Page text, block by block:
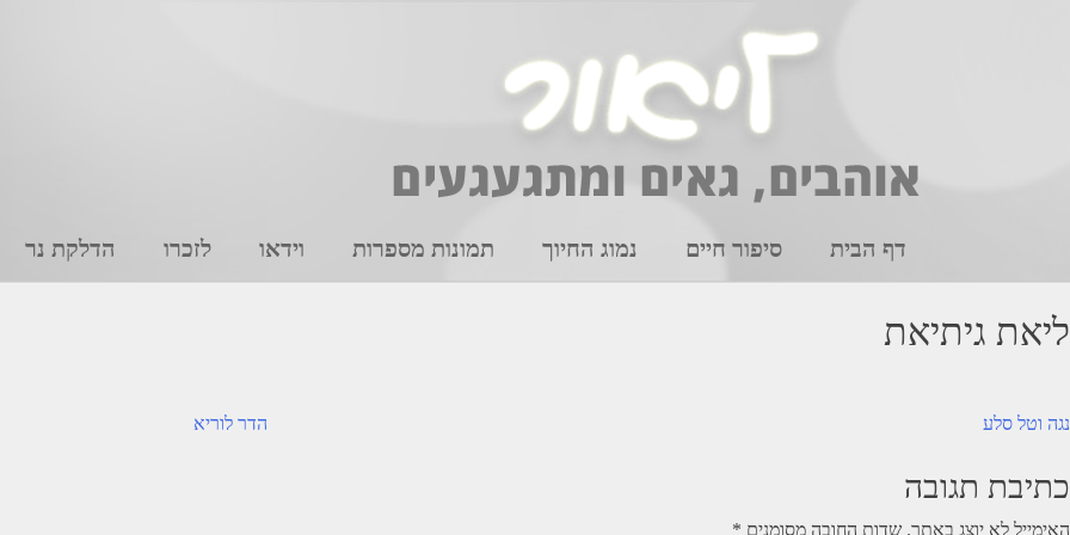
דף הבית סיפור חיים נמוג החיוך תמונות מספרות וידאו לזכרו הדלקת נר
ליאת גיתיאת
ניווט הדר לוריא נגה וטל סלע
כתיבת תגובה
האימייל לא יוצג באתר. שדות החובה מסומנים *